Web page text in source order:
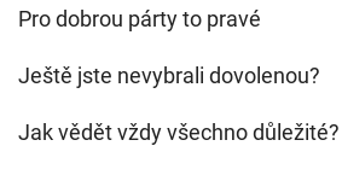
Pro dobrou párty to pravé
Ještě jste nevybrali dovolenou?
Jak vědět vždy všechno důležité?